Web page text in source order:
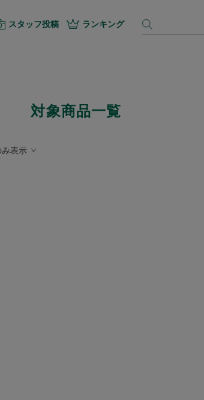
スタッフ投稿 ランキング
対象商品一覧
表示